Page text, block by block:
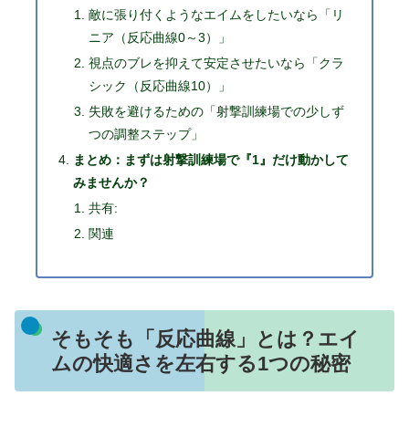
敵に張り付くようなエイムをしたいなら「リ
ニア（反応曲線0～3）」
視点のブレを抑えて安定させたいなら「クラ
シック（反応曲線10）」
失敗を避けるための「射撃訓練場での少しず
つの調整ステップ」
まとめ：まずは射撃訓練場で『1』だけ動かして
みませんか？
共有:
関連
そもそも「反応曲線」とは？エイ
ムの快適さを左右する1つの秘密